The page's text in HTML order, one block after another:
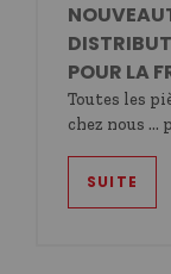
POUR LA
Toutes les
chez nous …
SUITE